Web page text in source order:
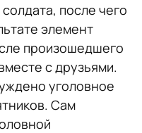
после чего
элемент
произошедшего
с друзьями.
уголовное
Сам